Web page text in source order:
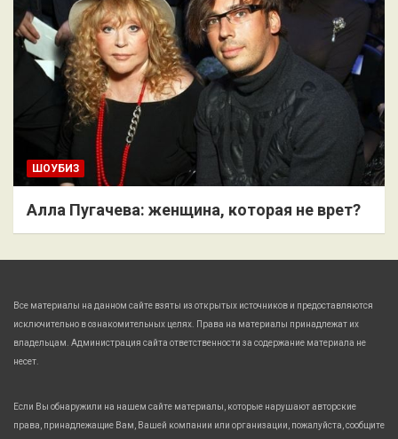
ШОУБИЗ
Алла Пугачева: женщина, которая не врет?
Все материалы на данном сайте взяты из открытых источников и предоставляются
исключительно в ознакомительных целях. Права на материалы принадлежат их
владельцам. Администрация сайта ответственности за содержание материала не
несет.
Если Вы обнаружили на нашем сайте материалы, которые нарушают авторские
права, принадлежащие Вам, Вашей компании или организации, пожалуйста, сообщите